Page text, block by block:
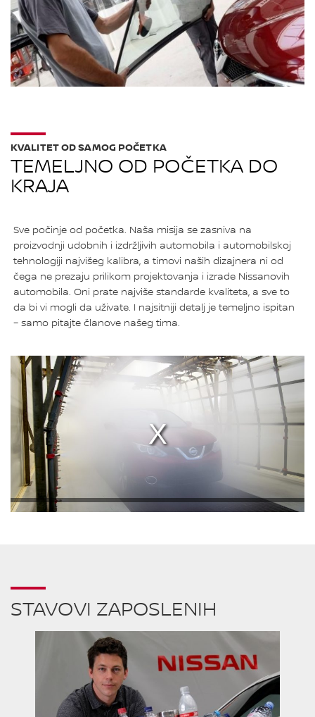
TEMELJNO OD POČETKA DO
KRAJA
KVALITET OD SAMOG POČETKA
Sve počinje od početka. Naša misija se zasniva na
proizvodnji udobnih i izdržljivih automobila i automobilskoj
tehnologiji najvišeg kalibra, a timovi naših dizajnera ni od
čega ne prezaju prilikom projektovanja i izrade Nissanovih
automobila. Oni prate najviše standarde kvaliteta, a sve to
da bi vi mogli da uživate. I najsitniji detalj je temeljno ispitan
– samo pitajte članove našeg tima.
STAVOVI ZAPOSLENIH